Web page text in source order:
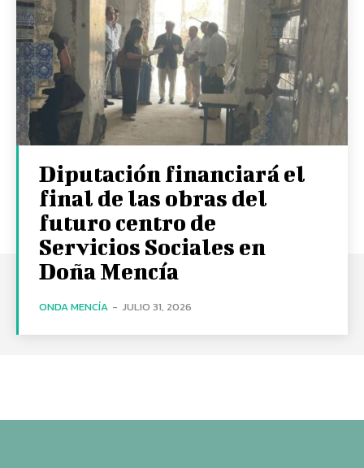
Diputación financiará el
final de las obras del
futuro centro de
Servicios Sociales en
Doña Mencía
ONDA MENCÍA - JULIO 31, 2026